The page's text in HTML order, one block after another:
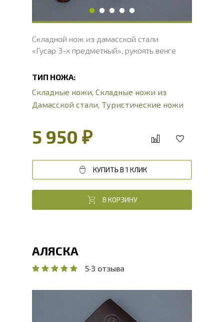
Складной нож из дамасской стали
«Гусар 3-х предметный», рукоять венге
ТИП НОЖА:
Складные ножи, Складные ножи из
Дамасской стали, Туристические ножи
5 950 ₽
КУПИТЬ В 1 КЛИК
В КОРЗИНУ
АЛЯСКА
5·3 отзыва
Общая длина, мм